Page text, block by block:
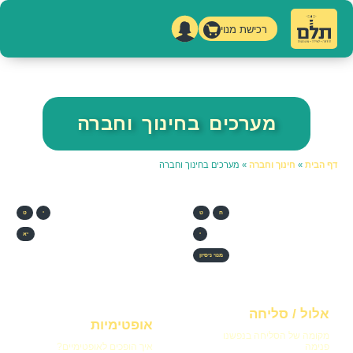
רכישת מנוי
מערכים בחינוך וחברה
דף הבית » חינוך וחברה » מערכים בחינוך וחברה
ח ט
י
מנוי ניסיון
אלול / סליחה
מקומה של הסליחה בנפשנו
פנימה
י ט
יא
אופטימיות
איך הופכים לאופטימיים?